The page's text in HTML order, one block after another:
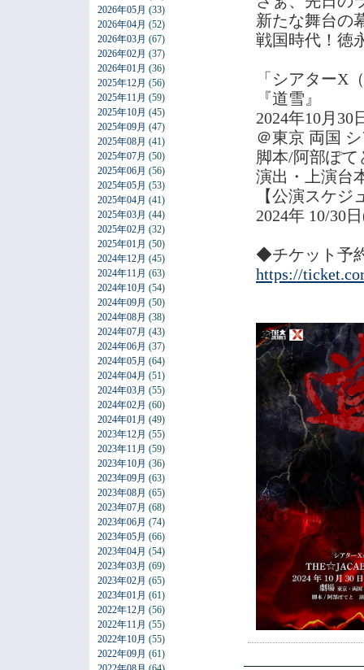
2026年05月 (33)
2026年04月 (52)
2026年03月 (67)
2026年02月 (37)
2026年01月 (36)
2025年12月 (56)
2025年11月 (59)
2025年10月 (45)
2025年09月 (47)
2025年08月 (41)
2025年07月 (50)
2025年06月 (56)
2025年05月 (53)
2025年04月 (41)
2025年03月 (44)
2025年02月 (32)
2025年01月 (50)
2024年12月 (45)
2024年11月 (63)
2024年10月 (54)
2024年09月 (50)
2024年08月 (38)
2024年07月 (43)
2024年06月 (37)
2024年05月 (64)
2024年04月 (51)
2024年03月 (55)
2024年02月 (60)
2024年01月 (49)
2023年12月 (55)
2023年11月 (59)
2023年10月 (36)
2023年09月 (63)
2023年08月 (65)
2023年07月 (68)
2023年06月 (74)
2023年05月 (66)
2023年04月 (54)
2023年03月 (69)
2023年02月 (65)
2023年01月 (61)
2022年12月 (56)
2022年11月 (55)
2022年10月 (55)
2022年09月 (61)
新たな舞台の
戦国時代！徳
「シアターX
『道雪』
2024年10月30
＠東京 両国
脚本/阿部ぽて
演出・上演台
【公演スケジ
2024年 10/30
◆チケット予
https://